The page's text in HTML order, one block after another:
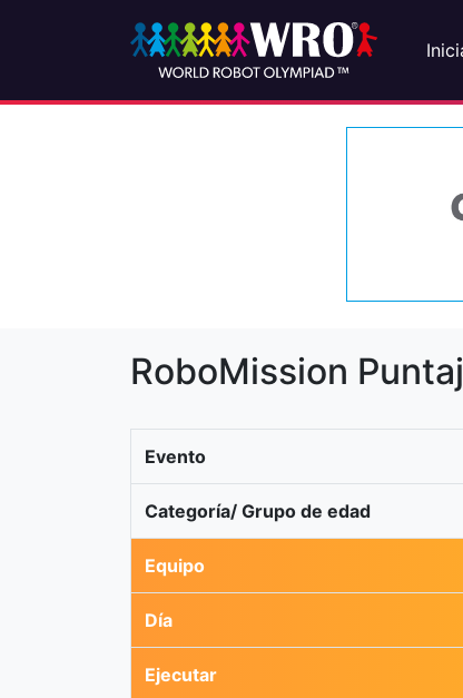
RoboMission
Evento
Categoría/ Grupo de edad
Equipo
Día
Ejecutar